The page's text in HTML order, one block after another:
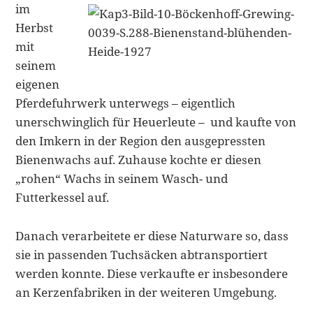
im
Herbst
mit
seinem
eigenen
Pferdefuhrwerk unterwegs – eigentlich
unerschwinglich für Heuerleute – und kaufte von
den Imkern in der Region den ausgepressten
Bienenwachs auf. Zuhause kochte er diesen
„rohen“ Wachs in seinem Wasch- und
Futterkessel auf.
Danach verarbeitete er diese Naturware so, dass
sie in passenden Tuchsäcken abtransportiert
werden konnte. Diese verkaufte er insbesondere
an Kerzenfabriken in der weiteren Umgebung.